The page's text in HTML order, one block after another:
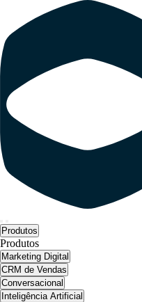
Produtos
Produtos
Marketing Digital
CRM de Vendas
Conversacional
Inteligência Artificial